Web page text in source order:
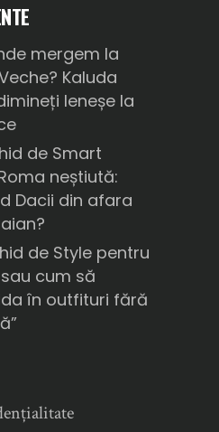
mergem la
Kaluda
leneșe la
de Smart
neștiută:
Dacii din afara
de Style pentru
cum să
în outfituri fără